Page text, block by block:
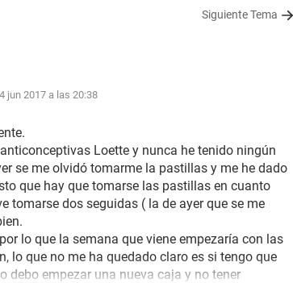
Siguiente Tema
jun 2017 a las 20:38
Loette y nunca he tenido ningún
se me olvidó tomarme la pastillas y me he dado
que hay que tomarse las pastillas en cuanto
tomarse dos seguidas ( la de ayer que se me
lo que la semana que viene empezaría con las
lo que no me ha quedado claro es si tengo que
debo empezar una nueva caja y no tener